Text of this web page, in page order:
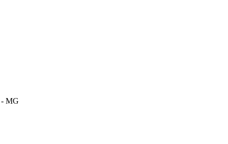
- MG